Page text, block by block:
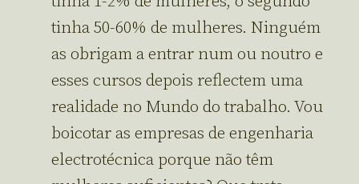
tinha 50-60% de mulheres. Ninguém
as obrigam a entrar num ou noutro e
esses cursos depois reflectem uma
realidade no Mundo do trabalho. Vou
boicotar as empresas de engenharia
electrotécnica porque não têm